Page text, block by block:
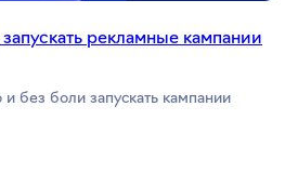
рекламные кампании
без боли запускать кампании